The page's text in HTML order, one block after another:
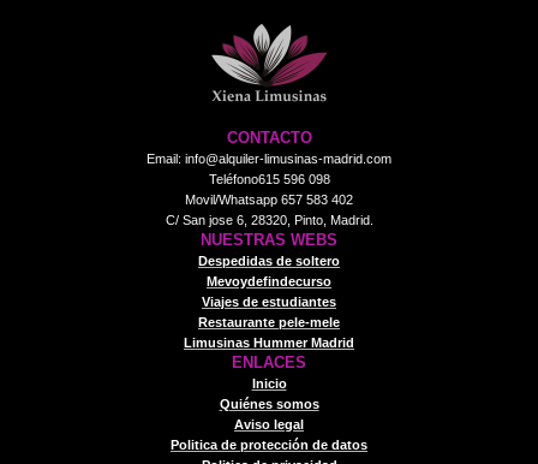
CONTACTO
Email: info@alquiler-limusinas-madrid.com
Teléfono615 596 098
Movil/Whatsapp 657 583 402
C/ San jose 6, 28320, Pinto, Madrid.
NUESTRAS WEBS
Despedidas de soltero
Mevoydefindecurso
Viajes de estudiantes
Restaurante pele-mele
Limusinas Hummer Madrid
ENLACES
Inicio
Quiénes somos
Aviso legal
Politica de protección de datos